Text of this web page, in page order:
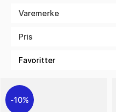
Varemerke
Pris
10%